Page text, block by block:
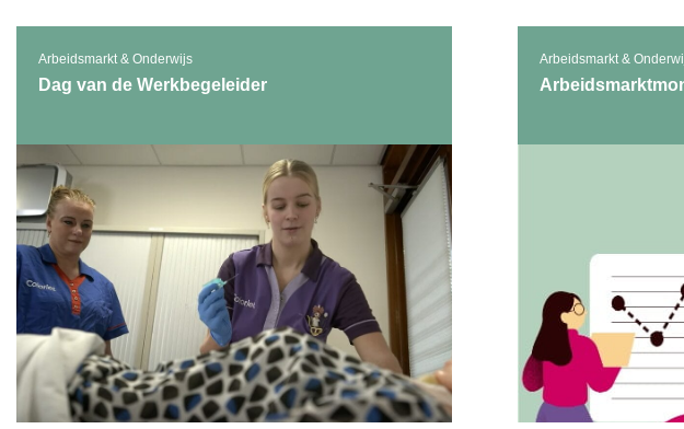
Arbeidsmarkt & Onderwijs
Dag van de Werkbegeleider
Arbeidsmarkt &